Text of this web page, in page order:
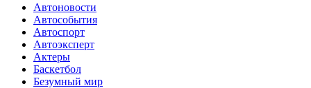
Автоновости
Автособытия
Автоспорт
Автоэксперт
Актеры
Баскетбол
Безумный мир